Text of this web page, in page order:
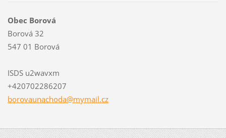
Obec Borová
Borová 32
547 01 Borová
ISDS u2wavxm
+420702286207
borovaunachoda@mymail.cz